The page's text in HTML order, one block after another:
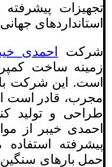
تجهیزات
استانداردهای
شرکت احمدی
زمینه ساخت
است. این شرکت
مجرب، قادر است
طراحی و تولید
احمدی خیبر از
پیشرفته
حمل بارهای سنگین